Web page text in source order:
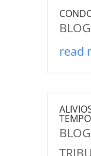
BLOG
read
BLOG